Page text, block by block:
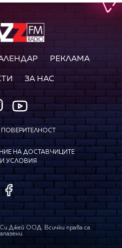
РЕКЛАМА
ЗА НАС
НА ДОСТАВЧИЦИТЕ
УСЛОВИЯ
ООД. Всички права са